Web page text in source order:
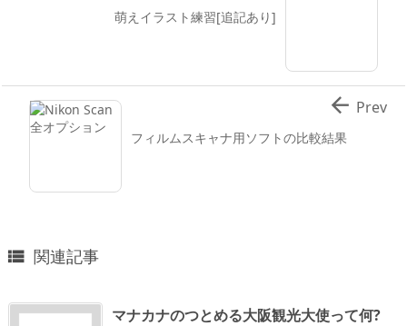
萌えイラスト練習[追記あり]
フィルムスキャナ用ソフトの比較結果
 Prev
 関連記事
マナカナのつとめる大阪観光大使って何?